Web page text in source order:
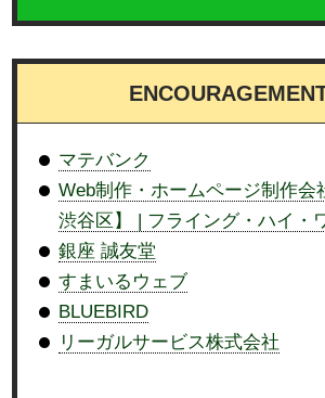
マテバンク
Web制作・ホームページ制作会
渋谷区】 | フライング・ハイ・
銀座 誠友堂
すまいるウェブ
BLUEBIRD
リーガルサービス株式会社